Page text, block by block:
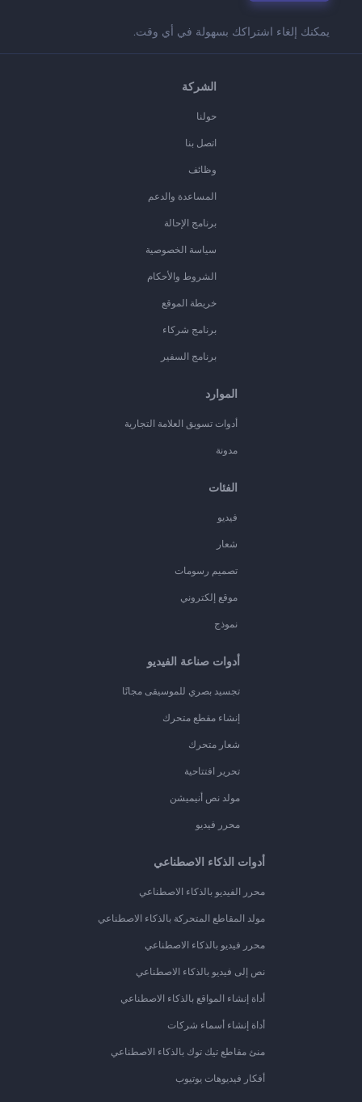
يمكنك إلغاء اشتراكك بسهولة في أي وقت.
الشركة
حولنا
اتصل بنا
وظائف
المساعدة والدعم
برنامج الإحالة
سياسة الخصوصية
الشروط والأحكام
خريطة الموقع
برنامج شركاء
برنامج السفير
الموارد
أدوات تسويق العلامة التجارية
مدونة
الفئات
فيديو
شعار
تصميم رسومات
موقع إلكتروني
نموذج
أدوات صناعة الفيديو
تجسيد بصري للموسيقى مجانًا
إنشاء مقطع متحرك
شعار متحرك
تحرير افتتاحية
مولد نص أنيميشن
محرر فيديو
أدوات الذكاء الاصطناعي
محرر الفيديو بالذكاء الاصطناعي
مولد المقاطع المتحركة بالذكاء الاصطناعي
محرر فيديو بالذكاء الاصطناعي
نص إلى فيديو بالذكاء الاصطناعي
أداة إنشاء المواقع بالذكاء الاصطناعي
أداة إنشاء أسماء شركات
منئ مقاطع تيك توك بالذكاء الاصطناعي
أفكار فيديوهات يوتيوب